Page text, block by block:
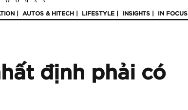
AUTOS & HITECH LIFESTYLE INSIGHTS IN FOCUS
định phải có